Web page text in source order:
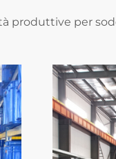
produttive per